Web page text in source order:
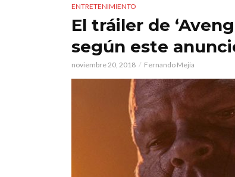
ENTRETENIMIENTO
El tráiler de
según este
noviembre 20, 2018 Fernando Mejía